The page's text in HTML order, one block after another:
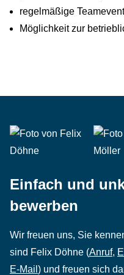
regelmäßige
Möglichkeit zur
Einfach und
bewerben
Wir freuen uns, Sie
sind Felix Döhne (Anruf,
E-Mail ) und freuen sich